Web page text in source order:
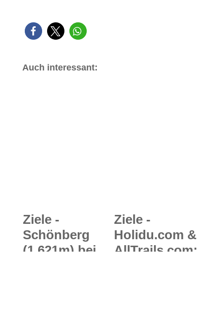
Auch interessant:
Ziele -
Schönberg
(1.621m) bei
Ziele -
Holidu.com &
AllTrails.com: